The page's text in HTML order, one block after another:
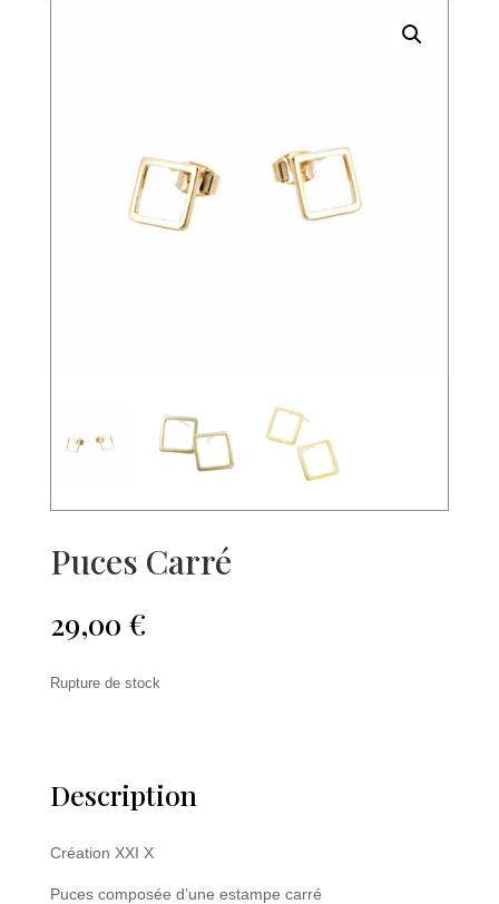
Puces Carré
29,00 €
Rupture de stock
Description
Création XXI X
Puces composée d’une estampe carré